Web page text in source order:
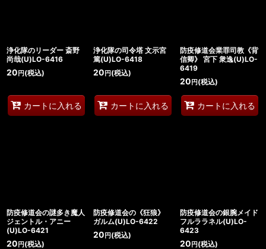
浄化隊のリーダー 斎野
尚哉(U)LO-6416
20 円 (税込)
カートに入れる
浄化隊の司令塔 文示宮
篤(U)LO-6418
20 円(税込)
カートに入れる
防疫修道会業罪司教《背
信卿》 宮下 衆逸(U)LO-
6419
20 円(税込)
カートに入れる
防疫修道会の謎多き魔人
ジェントル・アニー
(U)LO-6421
20 円 (税込)
防疫修道会の《狂狼》
ガルム(U)LO-6422
20 円(税込)
防疫修道会の銀腕メイド
フルララネル(U)LO-
6423
20 円(税込)